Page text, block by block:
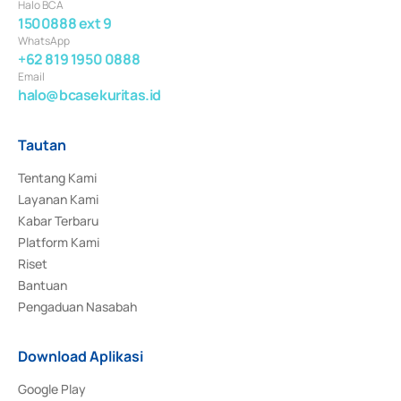
Halo BCA
1500888 ext 9
WhatsApp
+62 819 1950 0888
Email
halo@bcasekuritas.id
Tautan
Tentang Kami
Layanan Kami
Kabar Terbaru
Platform Kami
Riset
Bantuan
Pengaduan Nasabah
Download Aplikasi
Google Play